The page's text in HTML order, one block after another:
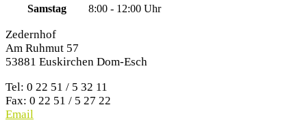
Samstag
8:00 - 12:00 Uhr
Zedernhof
Am Ruhmut 57
53881 Euskirchen Dom-Esch
Tel: 0 22 51 / 5 32 11
Fax: 0 22 51 / 5 27 22
Email